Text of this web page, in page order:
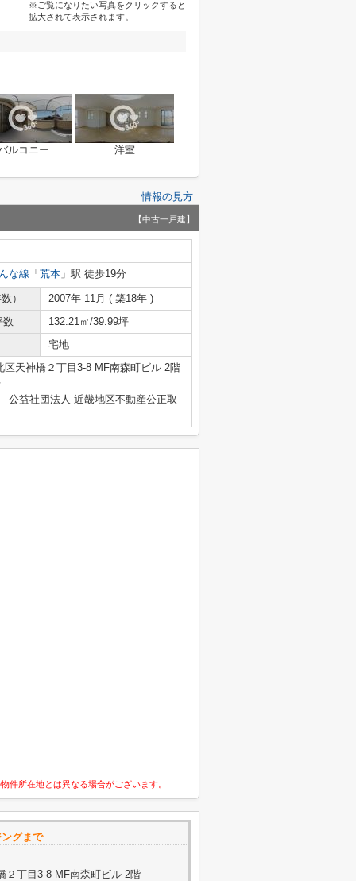
※ご覧になりたい写真をクリックすると
拡大されて表示されます。
ルコニー 洋室
情報の見方
【中古一戸建】
な線 「 荒本 」駅 徒歩19分
）
2007年 11月 ( 築18年 )
数
132.21㎡/39.99坪
宅地
区天神橋２丁目3-8 MF南森町ビル 2階
公益社団法人 近畿地区不動産公正取
件所在地とは異なる場合がございます。
グまで
２丁目3-8 MF南森町ビル 2階